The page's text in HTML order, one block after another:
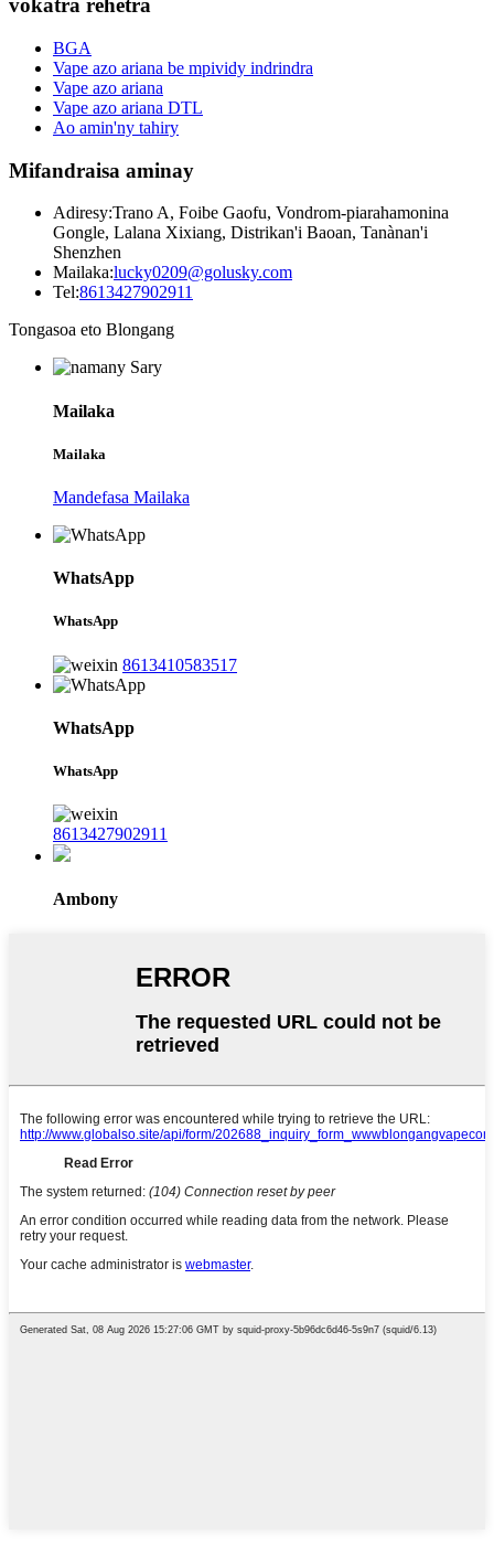
vokatra rehetra
BGA
Vape azo ariana be mpividy indrindra
Vape azo ariana
Vape azo ariana DTL
Ao amin'ny tahiry
Mifandraisa aminay
Adiresy:Trano A, Foibe Gaofu, Vondrom-piarahamonina
Gongle, Lalana Xixiang, Distrikan'i Baoan, Tanànan'i
Shenzhen
Mailaka:lucky0209@golusky.com
Tel:8613427902911
Tongasoa eto Blongang
Mailaka
Mailaka
Mandefasa Mailaka
WhatsApp
WhatsApp
8613410583517
WhatsApp
WhatsApp
8613427902911
Ambony